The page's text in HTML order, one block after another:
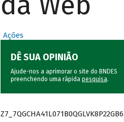
Ações
DÊ SUA OPINIÃO
Ajude-nos a aprimorar o site do BNDES
preenchendo uma rápida pesquisa.
Z7_7QGCHA41L071B0QGLVK8P22GB6